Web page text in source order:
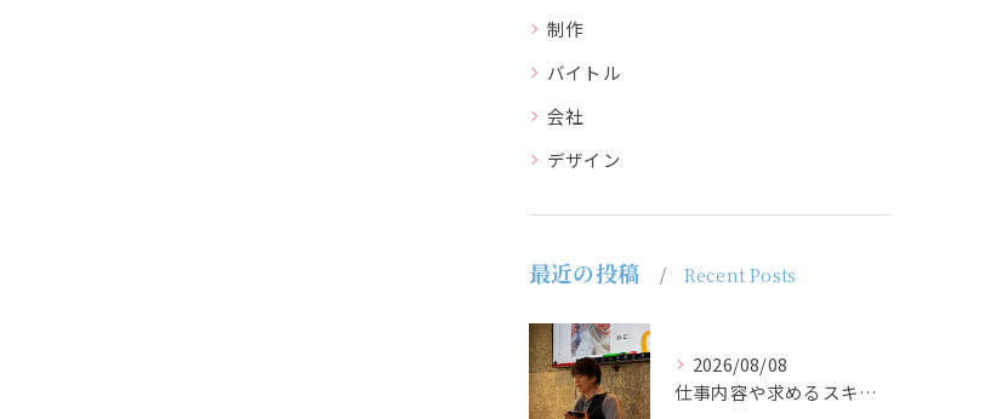
制作
バイトル
会社
デザイン
最近の投稿 Recent Posts
2026/08/08
仕事内容や求めるスキルを明確にし、ターゲット層に響くメッセー...